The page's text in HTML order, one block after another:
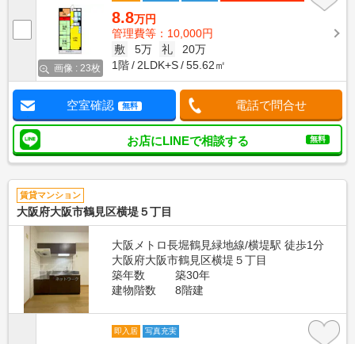
画像 : 23枚
8.8万円
管理費等：10,000円
敷
5万 礼
20万
1階
2LDK+S 55.62㎡
空室確認 無料 電話で問合せ
お店にLINEで相談する 無料
賃貸マンション
大阪府大阪市鶴見区横堤５丁目
大阪メトロ長堀鶴見緑地線/横堤駅 徒歩1分
大阪府大阪市鶴見区横堤５丁目
築年数
築30年
建物階数
8階建
即入居 写真充実